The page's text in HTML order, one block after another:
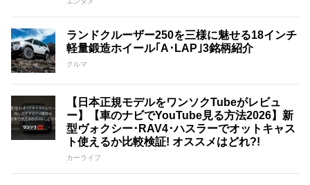
ランドクルーザー250を三様に魅せる18インチ
軽量鍛造ホイール｢A･LAP｣3銘柄紹介
クルマ
【日本正規モデルをワンソクTubeがレビュ
ー】【車のナビでYouTube見る方法2026】新
型ヴォクシー･RAV4･ハスラーでオットキャス
ト使えるか比較検証! オススメはどれ?!
カーライフ